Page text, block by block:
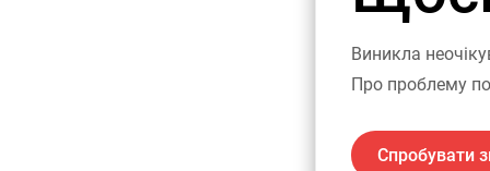
Виникла
Про проблему
Спробувати